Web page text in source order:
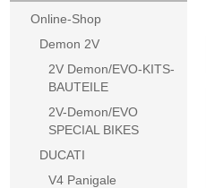
Online-Shop
Demon 2V
2V Demon/EVO-KITS-
BAUTEILE
2V-Demon/EVO
SPECIAL BIKES
DUCATI
V4 Panigale